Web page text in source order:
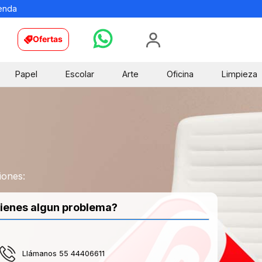
Ofertas
Papel Escolar Arte Oficina Limpieza
algun problema?
Llámanos 55 44406611